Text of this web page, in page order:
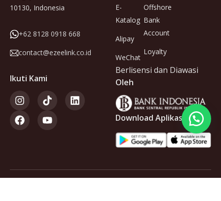
10130, Indonesia
+62 8128 0918 668
contact@ezeelink.co.id
Ikuti Kami
E-
Katalog
Alipay
WeChat
Offshore
Bank
Account
Loyalty
Berlisensi dan Diawasi
Oleh
Download Aplikasi